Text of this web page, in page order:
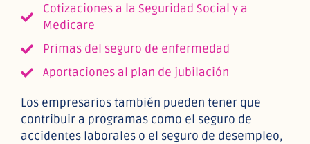
Cotizaciones a la Seguridad Social y a
Medicare
Primas del seguro de enfermedad
Aportaciones al plan de jubilación
Los empresarios también pueden tener que
contribuir a programas como el seguro de
accidentes laborales o el seguro de desempleo,